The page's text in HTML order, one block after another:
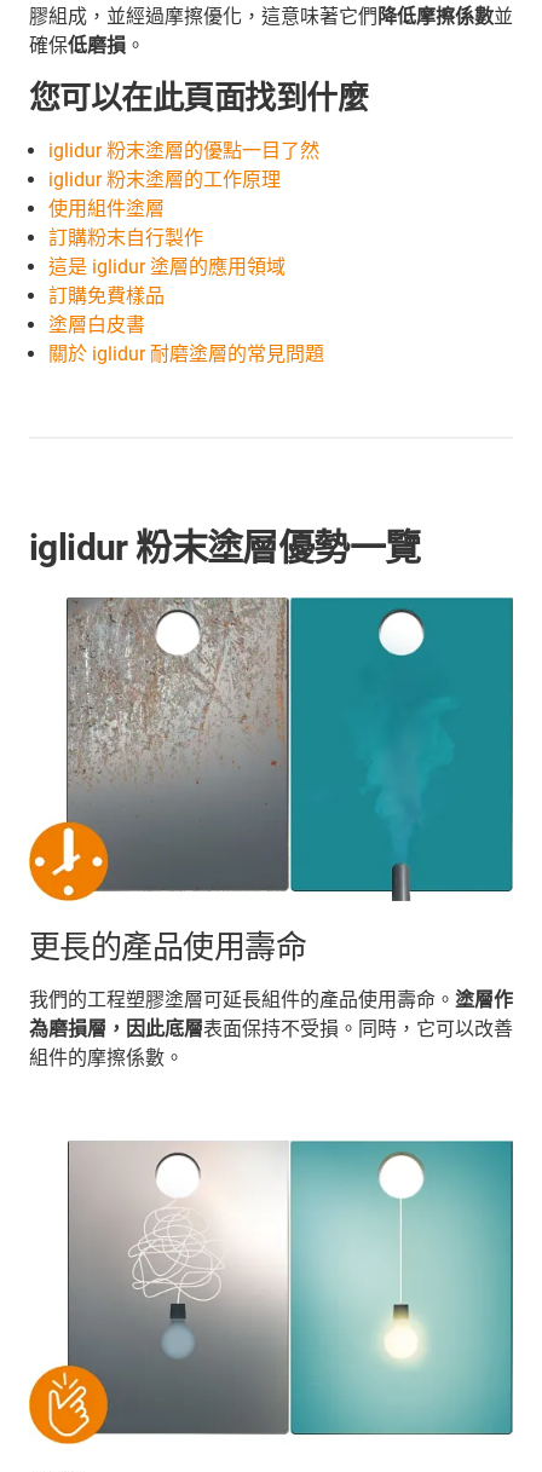
膠組成，並經過摩擦優化，這意味著它們 降低摩擦係數並
確保低磨損 。
您可以在此頁面找到什麼
iglidur 粉末塗層的優點一目了然
iglidur 粉末塗層的工作原理
使用組件塗層
訂購粉末自行製作
這是 iglidur 塗層的應用領域
訂購免費樣品
塗層白皮書
關於 iglidur 耐磨塗層的常見問題
iglidur 粉末塗層優勢一覽
更長的產品使用壽命
我們的工程塑膠塗層可延長組件的產品使用壽命。 塗層作
為磨損層，因此底層表面保持不受損。同時，它可以改善
組件的摩擦係數。